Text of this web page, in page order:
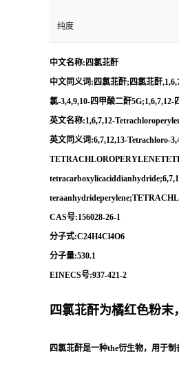
纯度
中文名称:四氯苝酐
中文同义词:四氯苝酐;四氯苝酐
氯-3,4,9,10-四甲酸二酐
英文名称:1,6,7,12-
英文同义词:6,7,12,13-Tetrachloro-
CAS号:156028-26-1
分子式:C24H4Cl4O6
分子量:530.1
EINECS号:937-421-2
四氯苝酐为橘红色粉
四氯苝酐是一种the衍生物，用于